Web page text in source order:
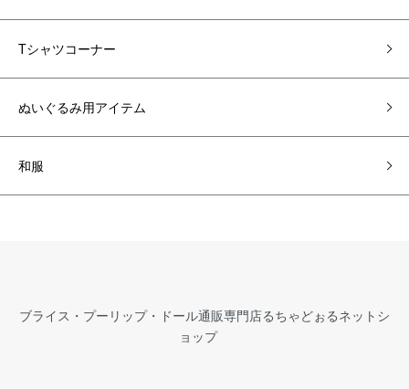
Tシャツコーナー
ぬいぐるみ用アイテム
和服
ブライス・プーリップ・ドール通販専門店るちゃどぉるネットシ
ョップ